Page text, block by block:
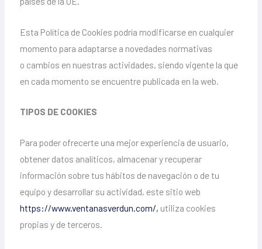
Esta Política de Cookies podría modificarse en cualquier
momento para adaptarse a novedades normativas
o cambios en nuestras actividades, siendo vigente la que
en cada momento se encuentre publicada en la web.
TIPOS DE COOKIES
Para poder ofrecerte una mejor experiencia de usuario,
obtener datos analíticos, almacenar y recuperar
información sobre tus hábitos de navegación o de tu
equipo y desarrollar su actividad, este sitio web
https://www.ventanasverdun.com/, utiliza cookies
propias y de terceros.